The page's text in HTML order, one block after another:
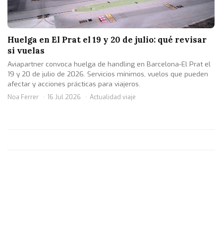
Huelga en El Prat el 19 y 20 de julio: qué revisar
si vuelas
Aviapartner convoca huelga de handling en Barcelona-El Prat el
19 y 20 de julio de 2026. Servicios mínimos, vuelos que pueden
afectar y acciones prácticas para viajeros.
Noa Ferrer 16 Jul 2026 Actualidad viaje